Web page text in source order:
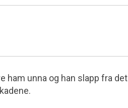
ham unna og han slapp fra det